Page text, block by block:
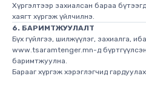
Хүргэлтээр захиалсан бараа
хаягт хүргэж үйлчилнэ.
6. БАРИМТЖУУЛАЛТ
Бүх гүйлгээ, шилжүүлэг, захиалга,
www.tsaramtenger.mn-д
баримтжуулна.
Барааг хүргэж хэрэглэгчид